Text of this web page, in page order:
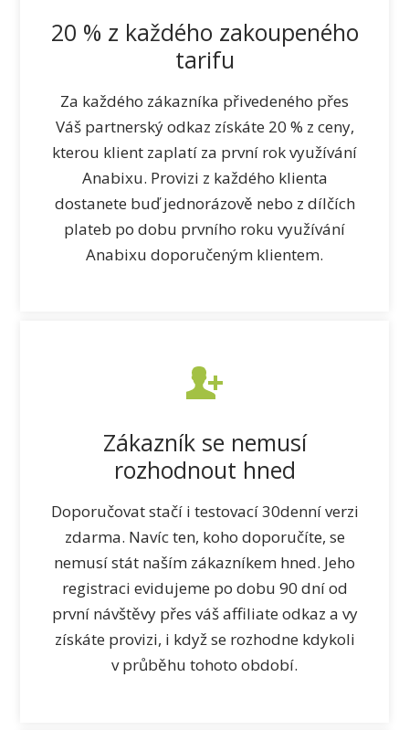
20 % z každého zakoupeného
tarifu
Za každého zákazníka přivedeného přes
Váš partnerský odkaz získáte 20 % z ceny,
kterou klient zaplatí za první rok využívání
Anabixu. Provizi z každého klienta
dostanete buď jednorázově nebo z dílčích
plateb po dobu prvního roku využívání
Anabixu doporučeným klientem.
Zákazník se nemusí
rozhodnout hned
Doporučovat stačí i testovací 30denní verzi
zdarma. Navíc ten, koho doporučíte, se
nemusí stát naším zákazníkem hned. Jeho
registraci evidujeme po dobu 90 dní od
první návštěvy přes váš affiliate odkaz a vy
získáte provizi, i když se rozhodne kdykoli
v průběhu tohoto období.